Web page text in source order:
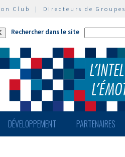
Club | Directeurs de Groupes
Rechercher dans le site
DÉVELOPPEMENT PARTENAIRES